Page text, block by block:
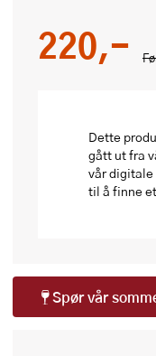
220,-
Dette
gått ut fra
vår
til å finne
Spør vår